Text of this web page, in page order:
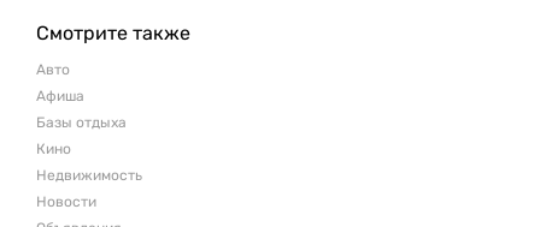
Смотрите также
Авто
Афиша
Базы отдыха
Кино
Недвижимость
Новости